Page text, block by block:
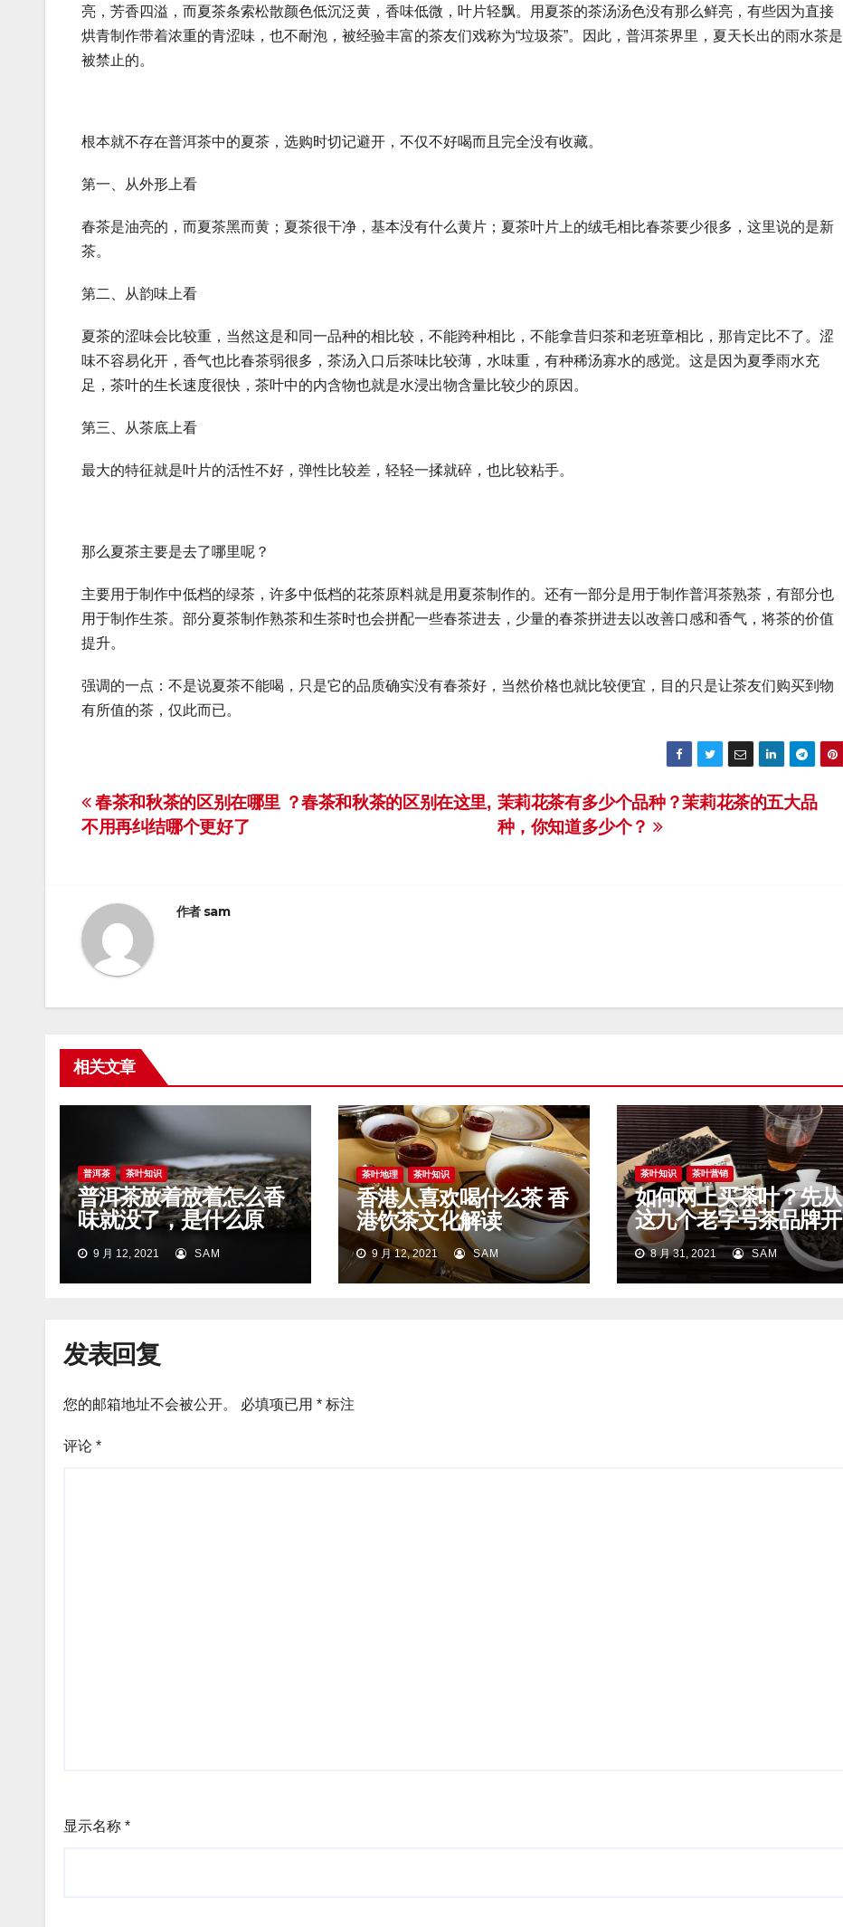
亮，芳香四溢，而夏茶条索松散颜色低沉泛黄，香味低微，叶片轻飘。用夏茶的茶汤汤色没有那么鲜亮，有些因为直接
烘青制作带着浓重的青涩味，也不耐泡，被经验丰富的茶友们戏称为“垃圾茶”。因此，普洱茶界里，夏天长出的雨水茶是
被禁止的。
根本就不存在普洱茶中的夏茶，选购时切记避开，不仅不好喝而且完全没有收藏。
第一、从外形上看
春茶是油亮的，而夏茶黑而黄；夏茶很干净，基本没有什么黄片；夏茶叶片上的绒毛相比春茶要少很多，这里说的是新
茶。
第二、从韵味上看
夏茶的涩味会比较重，当然这是和同一品种的相比较，不能跨种相比，不能拿昔归茶和老班章相比，那肯定比不了。涩
味不容易化开，香气也比春茶弱很多，茶汤入口后茶味比较薄，水味重，有种稀汤寡水的感觉。这是因为夏季雨水充
足，茶叶的生长速度很快，茶叶中的内含物也就是水浸出物含量比较少的原因。
第三、从茶底上看
最大的特征就是叶片的活性不好，弹性比较差，轻轻一揉就碎，也比较粘手。
那么夏茶主要是去了哪里呢？
主要用于制作中低档的绿茶，许多中低档的花茶原料就是用夏茶制作的。还有一部分是用于制作普洱茶熟茶，有部分也
用于制作生茶。部分夏茶制作熟茶和生茶时也会拼配一些春茶进去，少量的春茶拼进去以改善口感和香气，将茶的价值
提升。
强调的一点：不是说夏茶不能喝，只是它的品质确实没有春茶好，当然价格也就比较便宜，目的只是让茶友们购买到物
有所值的茶，仅此而已。
文
章
航
茉莉花茶有多少个品种？茉莉花茶的五大品
种，你知道多少个？
春茶和秋茶的区别在哪里 ？春茶和秋茶的区别在这里,
不用再纠结哪个更好了
作者 sam
相关文章
普洱茶 茶叶知识
普洱茶放着放着怎么香
味就没了，是什么原
因？
9 月 12, 2021 SAM
茶叶地理 茶叶知识
香港人喜欢喝什么茶 香
港饮茶文化解读
9 月 12, 2021 SAM
茶叶知识 茶叶营销
如何网上买茶叶？先从
这九个老字号茶品牌开
始。
8 月 31, 2021 SAM
发表回复
您的邮箱地址不会被公开。 必填项已用 * 标注
评论 *
显示名称 *